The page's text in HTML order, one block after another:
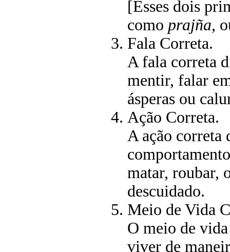
[Esses dois
como prajña,
Fala Correta.
A fala correta
mentir, falar
ásperas ou
Ação Correta.
A ação correta
matar, roubar,
descuidado.
Meio de Vida
O meio de
viver de